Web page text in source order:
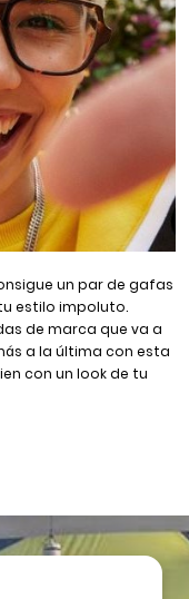
un par de gafas
estilo impoluto.
de marca que va a
a la última con esta
con un look de tu